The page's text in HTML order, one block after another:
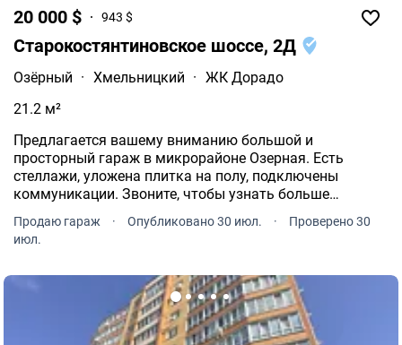
20 000 $ 943 $
Старокостянтиновское шоссе, 2Д
Озёрный · Хмельницкий · ЖК Дорадо
21.2 м²
Предлагается вашему вниманию большой и
просторный гараж в микрорайоне Озерная. Есть
стеллажи, уложена плитка на полу, подключены
коммуникации. Звоните, чтобы узнать больше
Продаю гараж · Опубликовано 30 июл. ·
Проверено 30
июл.